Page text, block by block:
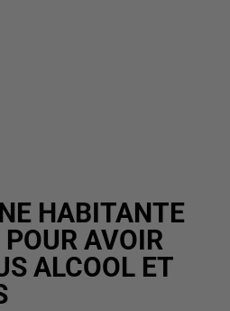
HABITANTE
AVOIR
ALCOOL ET